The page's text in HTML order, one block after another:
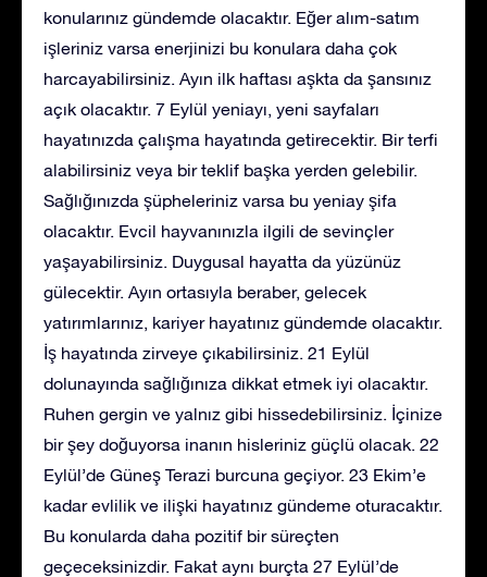
konularınız gündemde olacaktır. Eğer alım-satım
işleriniz varsa enerjinizi bu konulara daha çok
harcayabilirsiniz. Ayın ilk haftası aşkta da şansınız
açık olacaktır. 7 Eylül yeniayı, yeni sayfaları
hayatınızda çalışma hayatında getirecektir. Bir terfi
alabilirsiniz veya bir teklif başka yerden gelebilir.
Sağlığınızda şüpheleriniz varsa bu yeniay şifa
olacaktır. Evcil hayvanınızla ilgili de sevinçler
yaşayabilirsiniz. Duygusal hayatta da yüzünüz
gülecektir. Ayın ortasıyla beraber, gelecek
yatırımlarınız, kariyer hayatınız gündemde olacaktır.
İş hayatında zirveye çıkabilirsiniz. 21 Eylül
dolunayında sağlığınıza dikkat etmek iyi olacaktır.
Ruhen gergin ve yalnız gibi hissedebilirsiniz. İçinize
bir şey doğuyorsa inanın hisleriniz güçlü olacak. 22
Eylül’de Güneş Terazi burcuna geçiyor. 23 Ekim’e
kadar evlilik ve ilişki hayatınız gündeme oturacaktır.
Bu konularda daha pozitif bir süreçten
geçeceksinizdir. Fakat aynı burçta 27 Eylül’de